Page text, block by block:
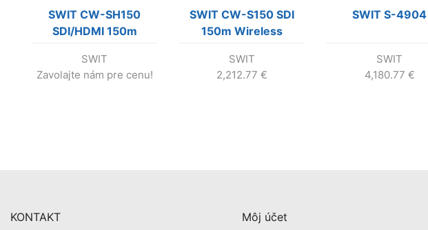
SWIT CW-SH150
SDI/HDMI 150m
SWIT
Zavolajte nám pre cenu!
SWIT CW-S150 SDI
150m Wireless
SWIT
2,212.77 €
SWIT S-4904
SWIT
4,180.77 €
KONTAKT Môj účet